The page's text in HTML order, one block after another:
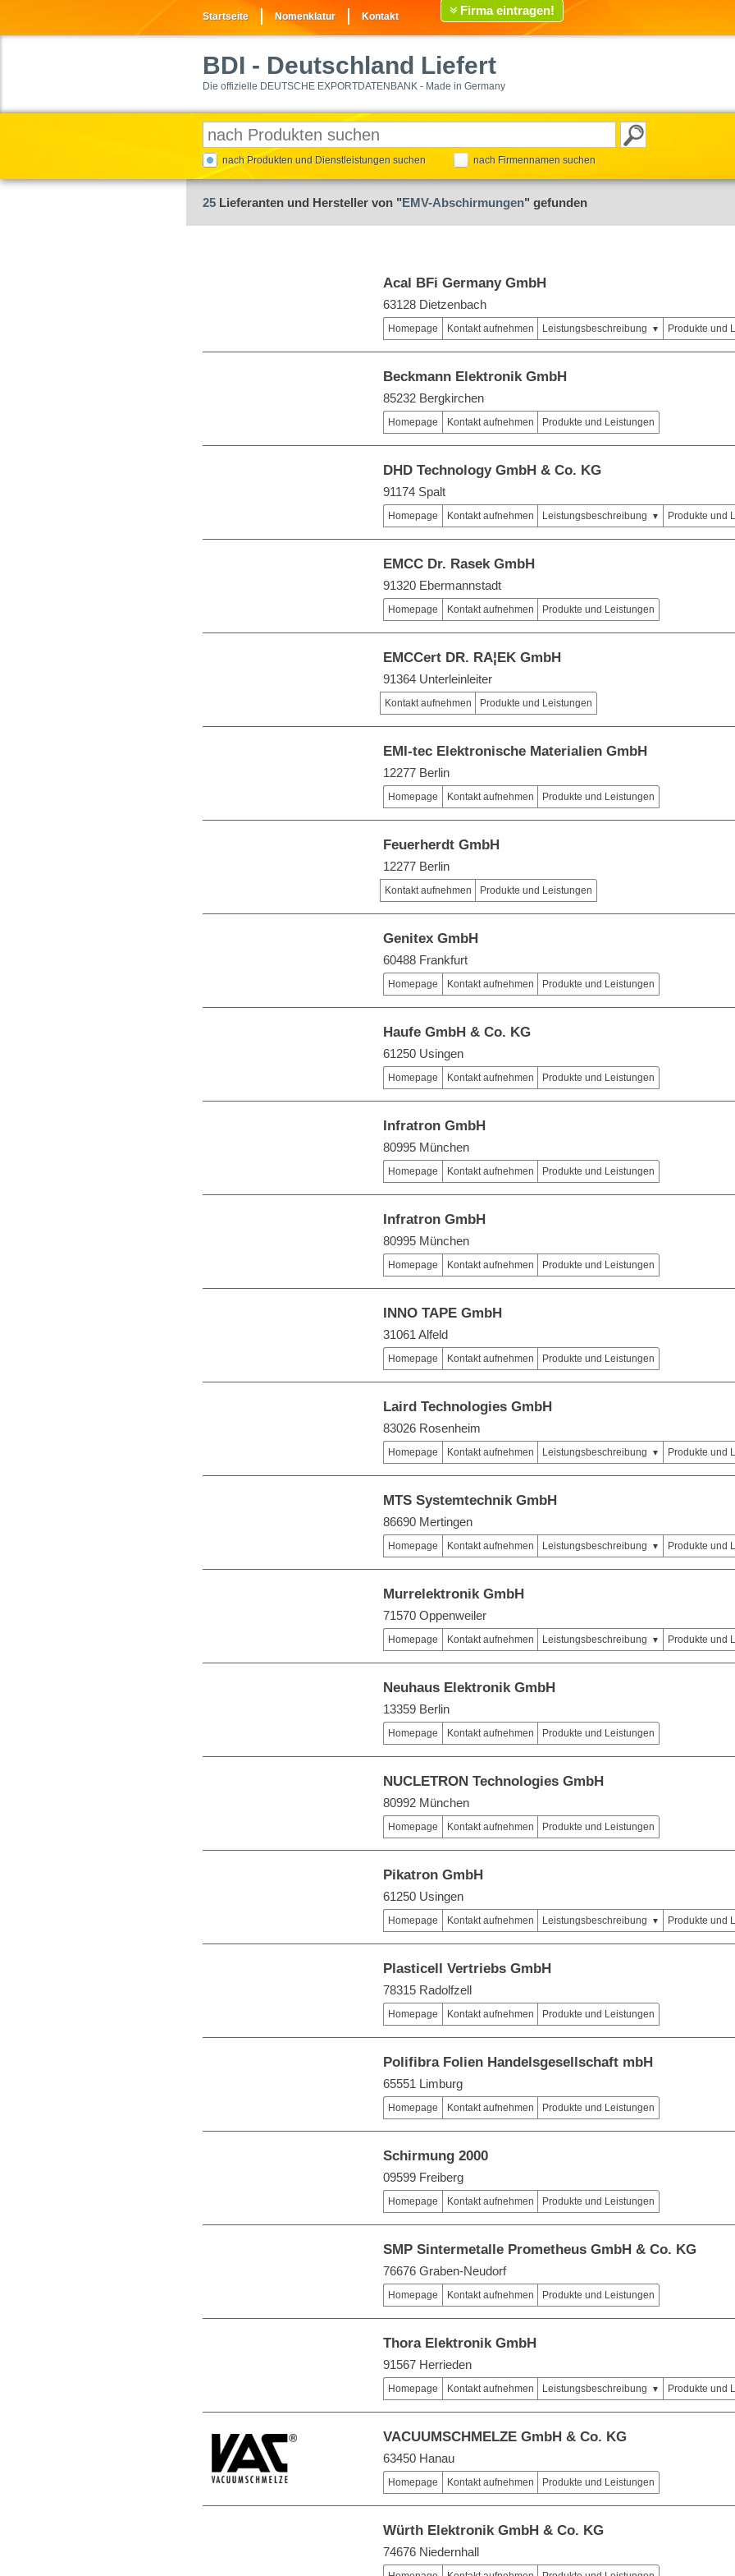
Startseite Nomenklatur Kontakt Firma eintragen!
BDI - Deutschland Liefert
Die offizielle DEUTSCHE EXPORTDATENBANK - Made in Germany
nach Produkten und Dienstleistungen suchen nach Firmennamen suchen
25 Lieferanten und Hersteller von "EMV-Abschirmungen" gefunden
Acal BFi Germany GmbH
63128 Dietzenbach
Homepage Kontakt aufnehmen Leistungsbeschreibung Produkte und
Beckmann Elektronik GmbH
85232 Bergkirchen
Homepage Kontakt aufnehmen Produkte und Leistungen
DHD Technology GmbH & Co. KG
91174 Spalt
Homepage Kontakt aufnehmen Leistungsbeschreibung Produkte und
EMCC Dr. Rasek GmbH
91320 Ebermannstadt
Homepage Kontakt aufnehmen Produkte und Leistungen
EMCCert DR. RA¦EK GmbH
91364 Unterleinleiter
Kontakt aufnehmen Produkte und Leistungen
EMI-tec Elektronische Materialien GmbH
12277 Berlin
Homepage Kontakt aufnehmen Produkte und Leistungen
Feuerherdt GmbH
12277 Berlin
Kontakt aufnehmen Produkte und Leistungen
Genitex GmbH
60488 Frankfurt
Homepage Kontakt aufnehmen Produkte und Leistungen
Haufe GmbH & Co. KG
61250 Usingen
Homepage Kontakt aufnehmen Produkte und Leistungen
Infratron GmbH
80995 München
Homepage Kontakt aufnehmen Produkte und Leistungen
Infratron GmbH
80995 München
Homepage Kontakt aufnehmen Produkte und Leistungen
INNO TAPE GmbH
31061 Alfeld
Homepage Kontakt aufnehmen Produkte und Leistungen
Laird Technologies GmbH
83026 Rosenheim
Homepage Kontakt aufnehmen Leistungsbeschreibung Produkte und
MTS Systemtechnik GmbH
86690 Mertingen
Homepage Kontakt aufnehmen Leistungsbeschreibung Produkte und
Murrelektronik GmbH
71570 Oppenweiler
Homepage Kontakt aufnehmen Leistungsbeschreibung Produkte und
Neuhaus Elektronik GmbH
13359 Berlin
Homepage Kontakt aufnehmen Produkte und Leistungen
NUCLETRON Technologies GmbH
80992 München
Homepage Kontakt aufnehmen Produkte und Leistungen
Pikatron GmbH
61250 Usingen
Homepage Kontakt aufnehmen Leistungsbeschreibung Produkte und
Plasticell Vertriebs GmbH
78315 Radolfzell
Homepage Kontakt aufnehmen Produkte und Leistungen
Polifibra Folien Handelsgesellschaft mbH
65551 Limburg
Homepage Kontakt aufnehmen Produkte und Leistungen
Schirmung 2000
09599 Freiberg
Homepage Kontakt aufnehmen Produkte und Leistungen
SMP Sintermetalle Prometheus GmbH & Co. KG
76676 Graben-Neudorf
Homepage Kontakt aufnehmen Produkte und Leistungen
Thora Elektronik GmbH
91567 Herrieden
Homepage Kontakt aufnehmen Leistungsbeschreibung Produkte und
VACUUMSCHMELZE GmbH & Co. KG
63450 Hanau
Homepage Kontakt aufnehmen Produkte und Leistungen
Würth Elektronik GmbH & Co. KG
74676 Niedernhall